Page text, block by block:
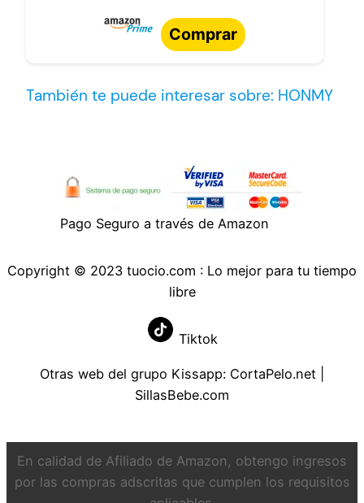
Comprar
También te puede interesar sobre: HONMY
Pago Seguro a través de Amazon
Copyright © 2023 tuocio.com : Lo mejor para tu tiempo
libre
Tiktok
Otras web del grupo Kissapp: CortaPelo.net
SillasBebe.com
En calidad de Afiliado de Amazon, obtengo ingresos
por las compras adscritas que cumplen los requisitos